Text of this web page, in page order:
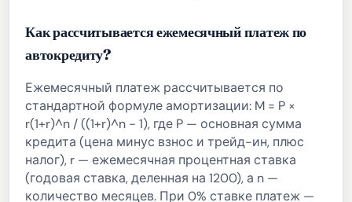
Как рассчитывается ежемесячный платеж по
автокредиту?
Ежемесячный платеж рассчитывается по
стандартной формуле амортизации: M = P ×
r(1+r)^n / ((1+r)^n − 1), где P — основная сумма
кредита (цена минус взнос и трейд-ин, плюс
налог), r — ежемесячная процентная ставка
(годовая ставка, деленная на 1200), а n —
количество месяцев. При 0% ставке платеж —